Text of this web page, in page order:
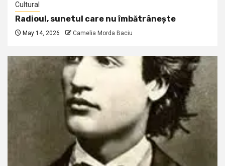
Cultural
Radioul, sunetul care nu îmbătrânește
May 14, 2026 Camelia Morda Baciu